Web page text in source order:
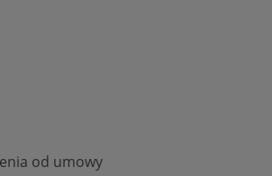
od umowy